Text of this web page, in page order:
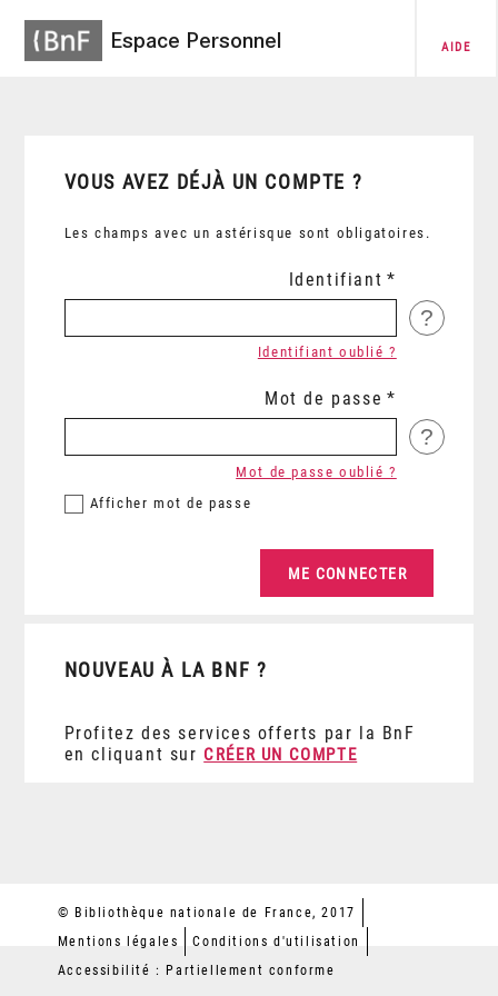
Espace Personnel AIDE
VOUS AVEZ DÉJÀ UN COMPTE ?
Les champs avec un astérisque sont obligatoires.
Identifiant
?
Identifiant oublié ?
Mot de passe
?
Afficher mot de passe
Mot de passe oublié ?
NOUVEAU À LA BNF ?
Profitez des services offerts par la BnF
en cliquant sur CRÉER UN COMPTE
© Bibliothèque nationale de France, 2017
Mentions légales
Conditions d'utilisation
Accessibilité : Partiellement conforme